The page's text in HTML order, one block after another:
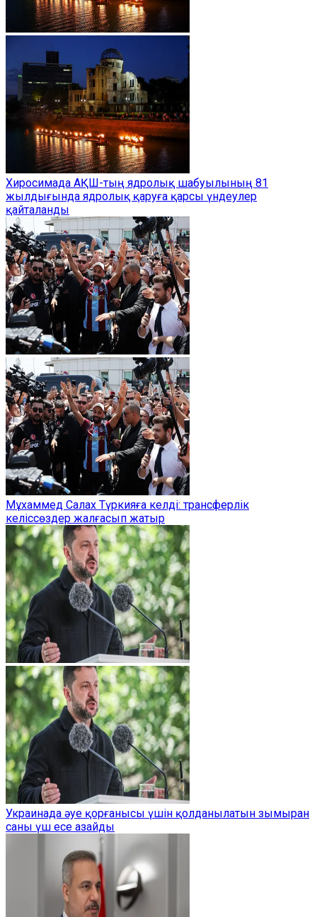
Хиросимада АҚШ-тың ядролық шабуылының 81
жылдығында ядролық қаруға қарсы үндеулер
қайталанды
Мұхаммед Салах Түркияға келді: трансферлік
келіссөздер жалғасып жатыр
Украинада әуе қорғанысы үшін қолданылатын зымыран
саны үш есе азайды